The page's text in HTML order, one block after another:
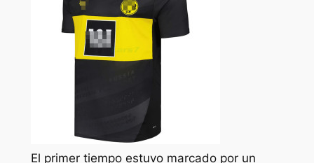
El primer tiempo estuvo marcado por un